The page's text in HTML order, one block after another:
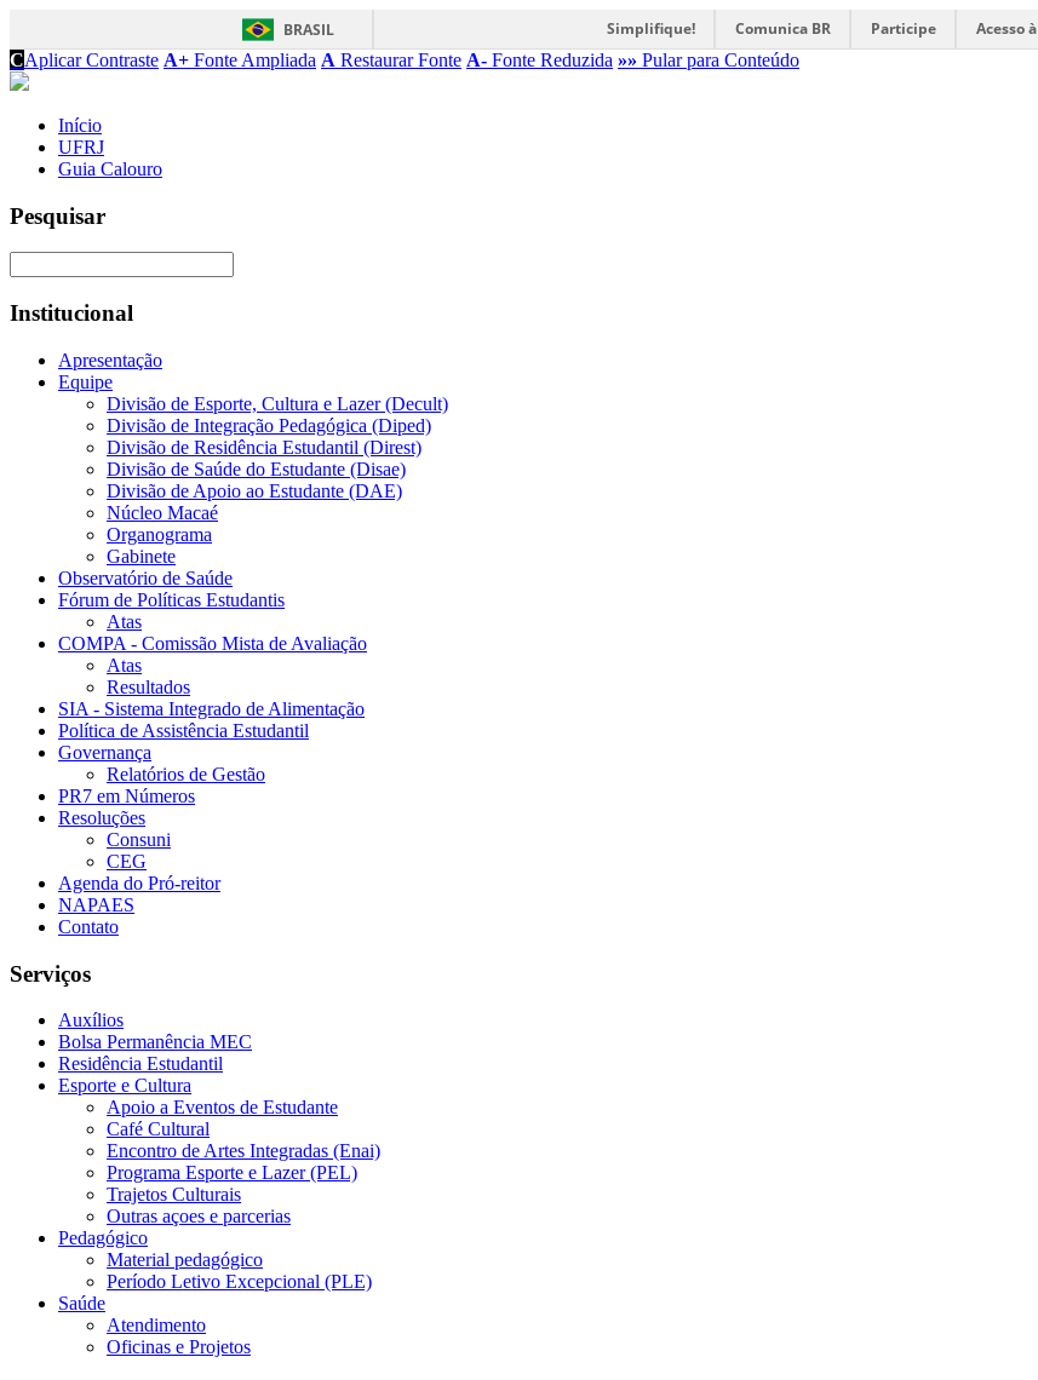
BRASIL Simplifique! Comunica BR Participe Acesso
CAplicar Contraste A+ Fonte Ampliada A Restaurar Fonte A- Fonte Reduzida »» Pular para Conteúdo
Início
UFRJ
Guia Calouro
Pesquisar
Institucional
Apresentação
Equipe
Divisão de Esporte, Cultura e Lazer (Decult)
Divisão de Integração Pedagógica (Diped)
Divisão de Residência Estudantil (Direst)
Divisão de Saúde do Estudante (Disae)
Divisão de Apoio ao Estudante (DAE)
Núcleo Macaé
Organograma
Gabinete
Observatório de Saúde
Fórum de Políticas Estudantis
Atas
COMPA - Comissão Mista de Avaliação
Atas
Resultados
SIA - Sistema Integrado de Alimentação
Política de Assistência Estudantil
Governança
Relatórios de Gestão
PR7 em Números
Resoluções
Consuni
CEG
Agenda do Pró-reitor
NAPAES
Contato
Serviços
Auxílios
Bolsa Permanência MEC
Residência Estudantil
Esporte e Cultura
Apoio a Eventos de Estudante
Café Cultural
Encontro de Artes Integradas (Enai)
Programa Esporte e Lazer (PEL)
Trajetos Culturais
Outras açoes e parcerias
Pedagógico
Material pedagógico
Período Letivo Excepcional (PLE)
Saúde
Atendimento
Oficinas e Projetos